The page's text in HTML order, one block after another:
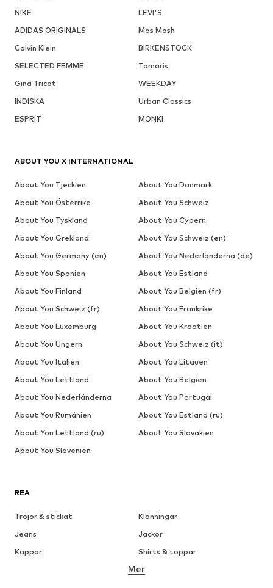
NIKE
LEVI'S
ADIDAS ORIGINALS
Mos Mosh
Calvin Klein
BIRKENSTOCK
SELECTED FEMME
Tamaris
Gina Tricot
WEEKDAY
INDISKA
Urban Classics
ESPRIT
MONKI
REA
Tröjor & stickat
Klänningar
Jeans
Jackor
Kappor
Shirts & toppar
Underkläder
Mer
ABOUT YOU X INTERNATIONAL
About You Tjeckien
About You Danmark
About You Österrike
About You Schweiz
About You Tyskland
About You Cypern
About You Grekland
About You Schweiz (en)
About You Germany (en)
About You Nederländerna (de)
About You Spanien
About You Estland
About You Finland
About You Belgien (fr)
About You Schweiz (fr)
About You Frankrike
About You Luxemburg
About You Kroatien
About You Ungern
About You Schweiz (it)
About You Italien
About You Litauen
About You Lettland
About You Belgien
About You Nederländerna
About You Portugal
About You Rumänien
About You Estland (ru)
About You Lettland (ru)
About You Slovakien
About You Slovenien